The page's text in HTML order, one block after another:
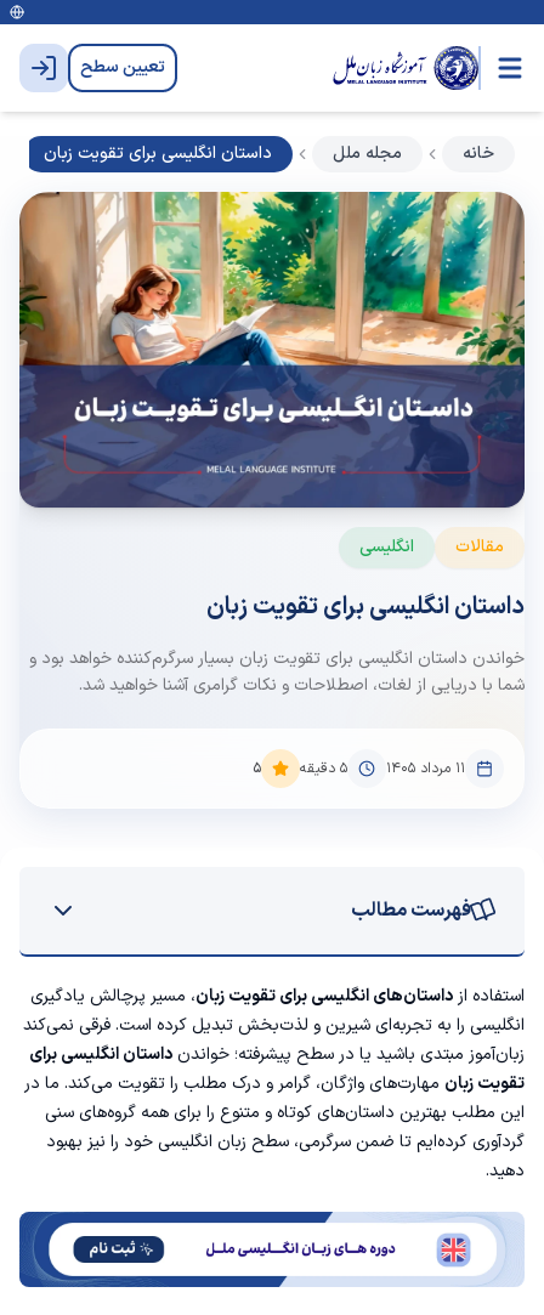
تعیین سطح
خانه مجله ملل داستان انگلیسی برای تقویت زبان
مقالات انگلیسی
داستان انگلیسی برای تقویت زبان
خواندن داستان انگلیسی برای تقویت زبان بسیار سرگرم‌کننده خواهد بود و
شما با دریایی از لغات، اصطلاحات و نکات گرامری آشنا خواهید شد.
۱۱ مرداد ۱۴۰۵ 5 دقیقه 5
فهرست مطالب
داستان انگلیسی برای تقویت زبان مبتدی
1. داستان April in Moscow
2. داستان Carnival
4. Girl Meets Boy
5. The Gift of the Magi
استفاده از داستان‌های انگلیسی برای تقویت زبان، مسیر پرچالش یادگیری
انگلیسی را به تجربه‌ای شیرین و لذت‌بخش تبدیل کرده است. فرقی نمی‌کند
زبان‌آموز مبتدی باشید یا در سطح پیشرفته؛ خواندنداستان انگلیسی برای
تقویت زبان مهارت‌های واژگان، گرامر و درک مطلب را تقویت می‌کند. ما در
این مطلب بهترین داستان‌های کوتاه و متنوع را برای همه گروه‌های سنی
گردآوری کرده‌ایم تا ضمن سرگرمی، سطح زبان انگلیسی خود را نیز بهبود
دهید.